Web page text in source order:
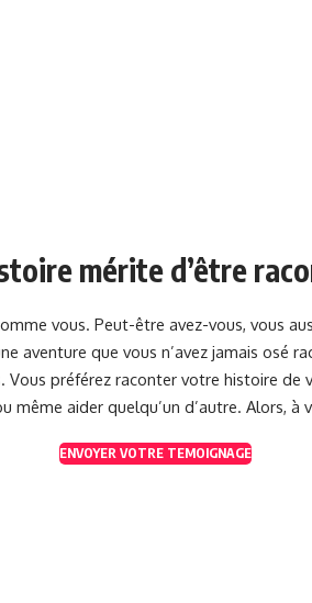
mérite d’être
vous. Peut-être avez-vous, vous
aventure que vous n’avez jamais
préférez raconter votre histoire de
aider quelqu’un d’autre. Alors,
ENVOYER VOTRE TEMOIGNAGE